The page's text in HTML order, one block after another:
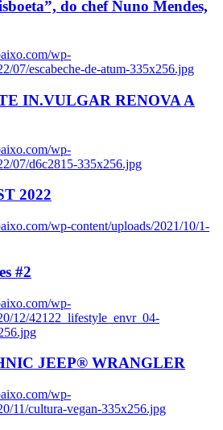
do chef Nuno Mendes,
wp-
07/escabeche-de-atum-335x256.jpg
IN.VULGAR RENOVA A
wp-
07/d6c2815-335x256.jpg
2022
wp-content/uploads/2021/10/1-
#2
wp-
12/42122_lifestyle_envr_04-
JEEP® WRANGLER
wp-
11/cultura-vegan-335x256.jpg